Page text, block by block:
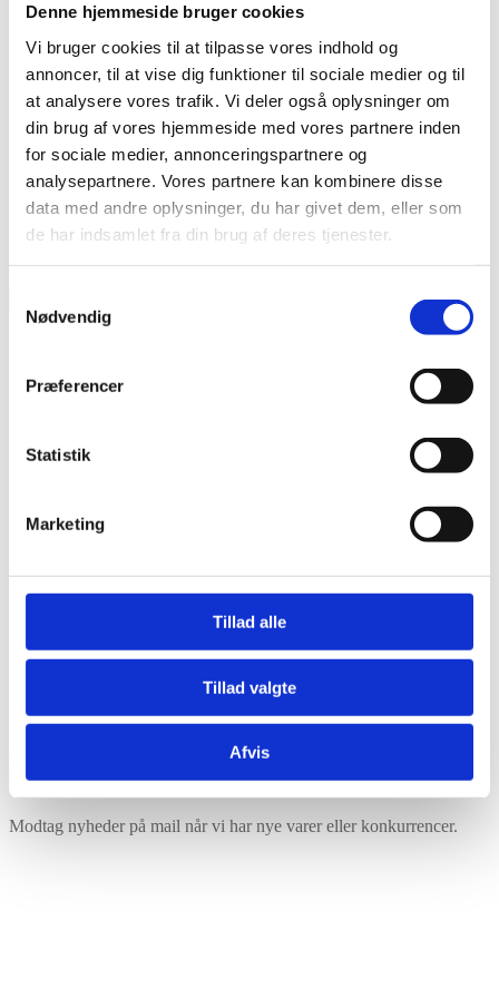
Denne hjemmeside bruger cookies
Vi bruger cookies til at tilpasse vores indhold og
annoncer, til at vise dig funktioner til sociale medier og til
at analysere vores trafik. Vi deler også oplysninger om
din brug af vores hjemmeside med vores partnere inden
for sociale medier, annonceringspartnere og
analysepartnere. Vores partnere kan kombinere disse
data med andre oplysninger, du har givet dem, eller som
de har indsamlet fra din brug af deres tjenester.
Nødvendig
Præferencer
Statistik
Marketing
Tillad alle
Tillad valgte
Afvis
Stortromme S10D5 clear på slagsiden S10 solid white på resonant
Finish: Piano Black
Trommerne er højglanslakeret.
Model nummer: DL-SUP-22-BK
Bækkener, stativer, pedal og lilletromme er ikke inkluderet i prisen.
10″ x 8″ – 12″ x 8″ – 16″ x 16″ – 22″ x 18″
Modtag nyheder på mail når vi har nye varer eller konkurrencer.